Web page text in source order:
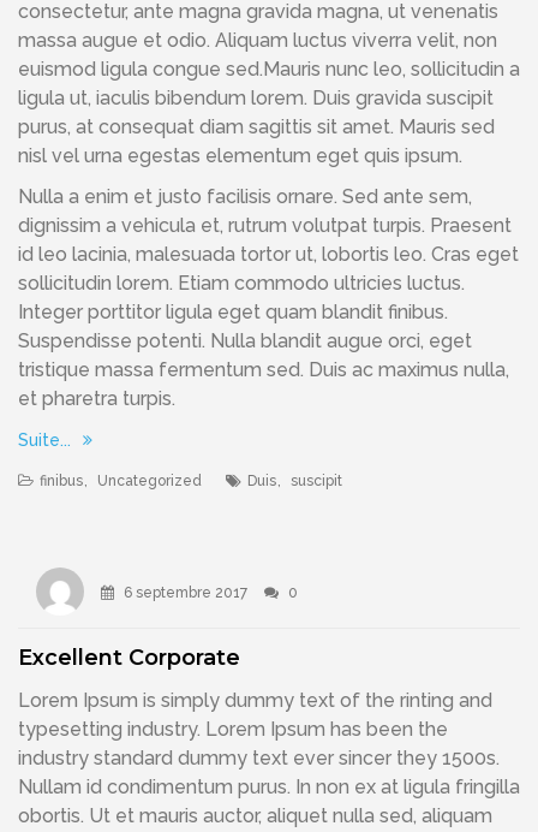
consectetur, ante magna gravida magna, ut venenatis
massa augue et odio. Aliquam luctus viverra velit, non
euismod ligula congue sed.Mauris nunc leo, sollicitudin a
ligula ut, iaculis bibendum lorem. Duis gravida suscipit
purus, at consequat diam sagittis sit amet. Mauris sed
nisl vel urna egestas elementum eget quis ipsum.
Nulla a enim et justo facilisis ornare. Sed ante sem,
dignissim a vehicula et, rutrum volutpat turpis. Praesent
id leo lacinia, malesuada tortor ut, lobortis leo. Cras eget
sollicitudin lorem. Etiam commodo ultricies luctus.
Integer porttitor ligula eget quam blandit finibus.
Suspendisse potenti. Nulla blandit augue orci, eget
tristique massa fermentum sed. Duis ac maximus nulla,
et pharetra turpis.
Suite...
finibus, Uncategorized Duis, suscipit
6 septembre 2017 0
Excellent Corporate
Lorem Ipsum is simply dummy text of the rinting and
typesetting industry. Lorem Ipsum has been the
industry standard dummy text ever sincer they 1500s.
Nullam id condimentum purus. In non ex at ligula fringilla
obortis. Ut et mauris auctor, aliquet nulla sed, aliquam